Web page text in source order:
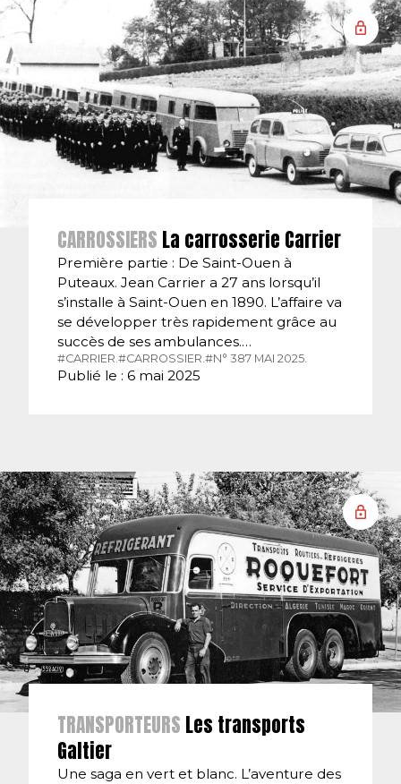
CARROSSIERS La carrosserie Carrier
Première partie : De Saint-Ouen à
Puteaux. Jean Carrier a 27 ans lorsqu’il
s’installe à Saint-Ouen en 1890. L’affaire va
se développer très rapidement grâce au
succès de ses ambulances.…
#CARRIER.#CARROSSIER.#N° 387 MAI 2025.
Publié le : 6 mai 2025
TRANSPORTEURS Les transports
Galtier
Une saga en vert et blanc. L’aventure des